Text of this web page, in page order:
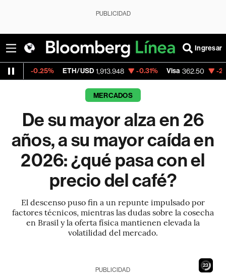
PUBLICIDAD
Ingresar
1,913.948 -0.31% Visa 362.50 -2.15% MercadoLibre
MERCADOS
De su mayor alza en 26
años, a su mayor caída en
2026: ¿qué pasa con el
precio del café?
El descenso puso fin a un repunte impulsado por
factores técnicos, mientras las dudas sobre la cosecha
en Brasil y la oferta física mantienen elevada la
volatilidad del mercado.
21
PUBLICIDAD